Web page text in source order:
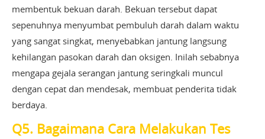
membentuk bekuan darah. Bekuan tersebut dapat
sepenuhnya menyumbat pembuluh darah dalam waktu
yang sangat singkat, menyebabkan jantung langsung
kehilangan pasokan darah dan oksigen. Inilah sebabnya
mengapa gejala serangan jantung seringkali muncul
dengan cepat dan mendesak, membuat penderita tidak
berdaya.
Q5. Bagaimana Cara Melakukan Tes